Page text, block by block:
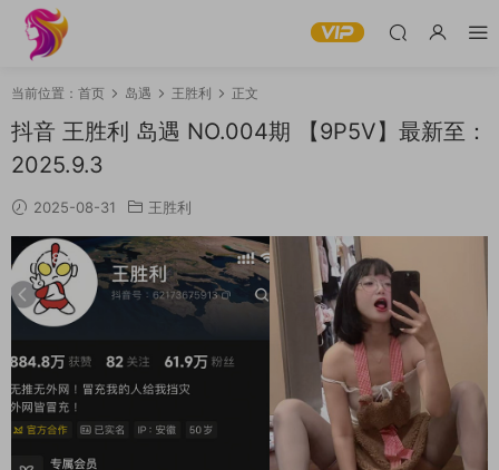
当前位置： 首页 岛遇 王胜利 正文
抖音 王胜利 岛遇 NO.004期 【9P5V】最新至：
2025.9.3
2025-08-31 王胜利